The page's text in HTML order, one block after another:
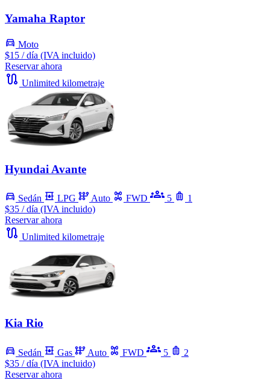
Yamaha Raptor
Moto
$15 / día (IVA incluido)
Reservar ahora
Unlimited kilometraje
Hyundai Avante
Sedán LPG Auto FWD 5
1
$35 / día (IVA incluido)
Reservar ahora
Unlimited kilometraje
Kia Rio
Sedán Gas Auto FWD 5
2
$35 / día (IVA incluido)
Reservar ahora